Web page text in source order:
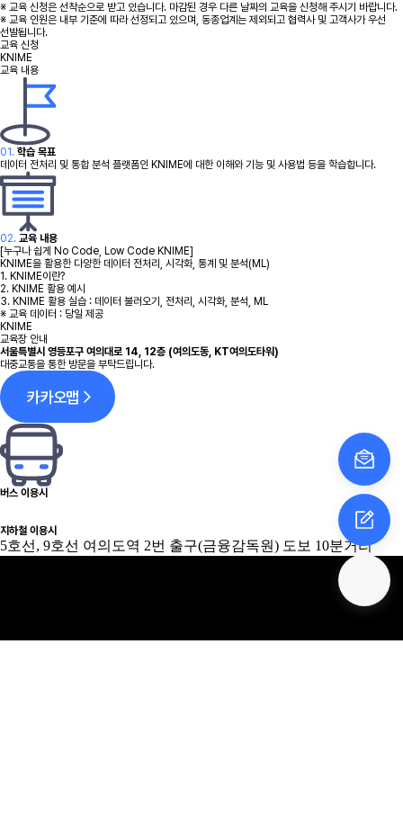
※ 교육 신청은 선착순으로 받고 있습니다. 마감된 경우 다른 날짜의 교육을 신청해 주시기 바랍니다.
※ 교육 인원은 내부 기준에 따라 선정되고 있으며, 동종업계는 제외되고 협력사 및 고객사가 우선
선발됩니다.
교육 신청
KNIME
교육 내용
01. 학습 목표
데이터 전처리 및 통합 분석 플랫폼인 KNIME에 대한 이해와 기능 및 사용법 등을 학습합니다.
02. 교육 내용
[누구나 쉽게 No Code, Low Code KNIME]
KNIME을 활용한 다양한 데이터 전처리, 시각화, 통계 및 분석(ML)
1. KNIME이란?
2. KNIME 활용 예시
3. KNIME 활용 실습 : 데이터 불러오기, 전처리, 시각화, 분석, ML
※ 교육 데이터 : 당일 제공
KNIME
교육장 안내
서울특별시 영등포구 여의대로 14, 12층 (여의도동, KT여의도타워)
대중교통을 통한 방문을 부탁드립니다.
카카오맵
버스 이용시
지하철 이용시
5호선, 9호선 여의도역 2번 출구(금융감독원) 도보 10분거리